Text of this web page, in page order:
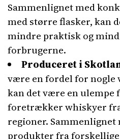
Sammenlignet med
med større flasker, kan
mindre praktisk og
forbrugerne.
Produceret i
være en fordel for nogle
kan det være en ulempe
foretrækker whiskyer
regioner.
produkter fra forskellige